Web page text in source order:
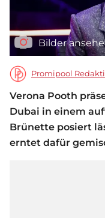
Bilder
Promipool
Verona Pooth
Dubai in einem
Brünette posiert
erntet dafür